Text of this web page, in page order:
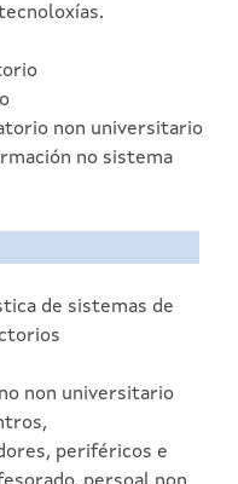
non universitario
no sistema
de sistemas de
non universitario
periféricos e